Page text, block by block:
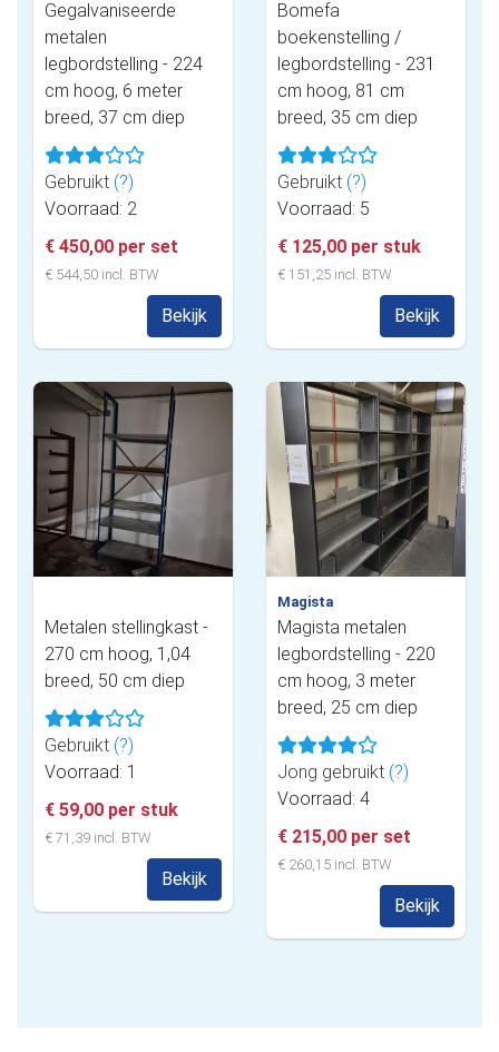
Gegalvaniseerde
metalen
legbordstelling - 224
cm hoog, 6 meter
breed, 37 cm diep
Gebruikt (?)
Voorraad: 2
€ 450,00 per set
€ 544,50 incl. BTW
Bekijk
Bomefa
boekenstelling /
legbordstelling - 231
cm hoog, 81 cm
breed, 35 cm diep
Gebruikt (?)
Voorraad: 5
€ 125,00 per stuk
€ 151,25 incl. BTW
Bekijk
Metalen stellingkast -
270 cm hoog, 1,04
breed, 50 cm diep
Gebruikt (?)
Voorraad: 1
€ 59,00 per stuk
€ 71,39 incl. BTW
Bekijk
Magista
Magista metalen
legbordstelling - 220
cm hoog, 3 meter
breed, 25 cm diep
Jong gebruikt (?)
Voorraad: 4
€ 215,00 per set
€ 260,15 incl. BTW
Bekijk